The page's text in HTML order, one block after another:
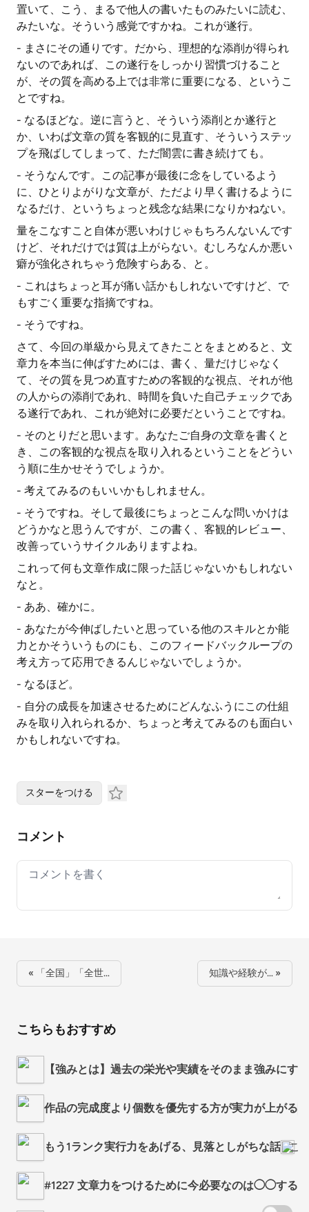
置いて、こう、まるで他人の書いたものみたいに読む、
みたいな。そういう感覚ですかね。これが遂行。
- まさにその通りです。だから、理想的な添削が得られ
ないのであれば、この遂行をしっかり習慣づけること
が、その質を高める上では非常に重要になる、というこ
とですね。
- なるほどな。逆に言うと、そういう添削とか遂行と
か、いわば文章の質を客観的に見直す、そういうステッ
プを飛ばしてしまって、ただ闇雲に書き続けても。
- そうなんです。この記事が最後に念をしているよう
に、ひとりよがりな文章が、ただより早く書けるように
なるだけ、というちょっと残念な結果になりかねない。
量をこなすこと自体が悪いわけじゃもちろんないんです
けど、それだけでは質は上がらない。むしろなんか悪い
癖が強化されちゃう危険すらある、と。
- これはちょっと耳が痛い話かもしれないですけど、で
もすごく重要な指摘ですね。
- そうですね。
さて、今回の単級から見えてきたことをまとめると、文
章力を本当に伸ばすためには、書く、量だけじゃなく
て、その質を見つめ直すための客観的な視点、それが他
の人からの添削であれ、時間を負いた自己チェックであ
る遂行であれ、これが絶対に必要だということですね。
- そのとりだと思います。あなたご自身の文章を書くと
き、この客観的な視点を取り入れるということをどうい
う順に生かせそうでしょうか。
- 考えてみるのもいいかもしれません。
- そうですね。そして最後にちょっとこんな問いかけは
どうかなと思うんですが、この書く、客観的レビュー、
改善っていうサイクルありますよね。
これって何も文章作成に限った話じゃないかもしれない
なと。
- ああ、確かに。
- あなたが今伸ばしたいと思っている他のスキルとか能
力とかそういうものにも、このフィードバックループの
考え方って応用できるんじゃないでしょうか。
- なるほど。
- 自分の成長を加速させるためにどんなふうにこの仕組
みを取り入れられるか、ちょっと考えてみるのも面白い
かもしれないですね。
スターをつける
コメント
Your comment
« 「全国」「全世… 知識や経験が… »
こちらもおすすめ
【強みとは】過去の栄光や実績をそのまま強みにす
作品の完成度より個数を優先する方が実力が上がる
もう1ランク実行力をあげる、見落としがちな話 こ
#1227 文章力をつけるために今必要なのは◯◯する